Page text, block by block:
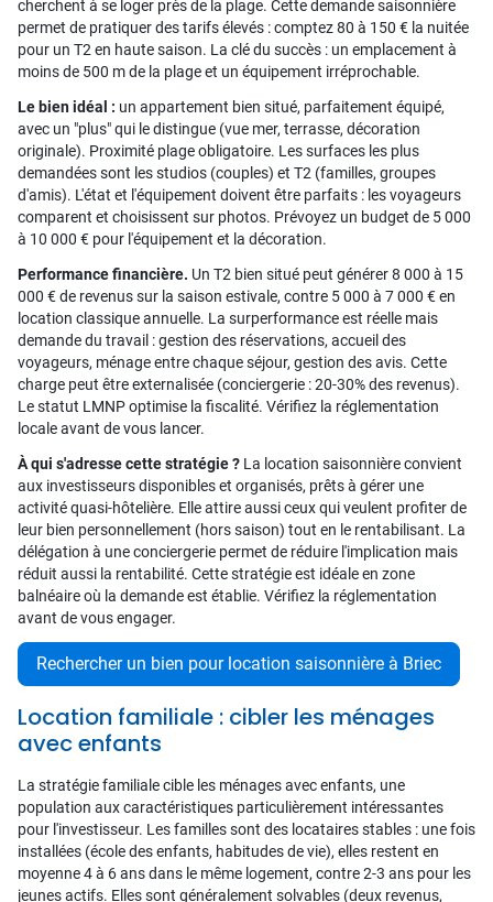
cherchent à se loger près de la plage. Cette demande saisonnière
permet de pratiquer des tarifs élevés : comptez 80 à 150 € la nuitée
pour un T2 en haute saison. La clé du succès : un emplacement à
moins de 500 m de la plage et un équipement irréprochable.
Le bien idéal : un appartement bien situé, parfaitement équipé,
avec un "plus" qui le distingue (vue mer, terrasse, décoration
originale). Proximité plage obligatoire. Les surfaces les plus
demandées sont les studios (couples) et T2 (familles, groupes
d'amis). L'état et l'équipement doivent être parfaits : les voyageurs
comparent et choisissent sur photos. Prévoyez un budget de 5 000
à 10 000 € pour l'équipement et la décoration.
Performance financière. Un T2 bien situé peut générer 8 000 à 15
000 € de revenus sur la saison estivale, contre 5 000 à 7 000 € en
location classique annuelle. La surperformance est réelle mais
demande du travail : gestion des réservations, accueil des
voyageurs, ménage entre chaque séjour, gestion des avis. Cette
charge peut être externalisée (conciergerie : 20-30% des revenus).
Le statut LMNP optimise la fiscalité. Vérifiez la réglementation
locale avant de vous lancer.
À qui s'adresse cette stratégie ? La location saisonnière convient
aux investisseurs disponibles et organisés, prêts à gérer une
activité quasi-hôtelière. Elle attire aussi ceux qui veulent profiter de
leur bien personnellement (hors saison) tout en le rentabilisant. La
délégation à une conciergerie permet de réduire l'implication mais
réduit aussi la rentabilité. Cette stratégie est idéale en zone
balnéaire où la demande est établie. Vérifiez la réglementation
avant de vous engager.
Rechercher un bien pour location saisonnière à Briec
Location familiale : cibler les ménages
avec enfants
La stratégie familiale cible les ménages avec enfants, une
population aux caractéristiques particulièrement intéressantes
pour l'investisseur. Les familles sont des locataires stables : une fois
installées (école des enfants, habitudes de vie), elles restent en
moyenne 4 à 6 ans dans le même logement, contre 2-3 ans pour les
jeunes actifs. Elles sont généralement solvables (deux revenus,